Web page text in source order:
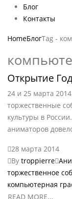
Блог
Контакты
HomeБлогTag -
Открытие
24 и 25 марта
торжественные
культуры в
аниматоров
28 марта 2014
By troppierre
торжественное
компьютерная
READ MORE...